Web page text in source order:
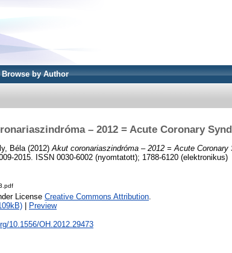
Browse by Author
– 2012 = Acute Coronary
Béla (2012) Akut coronariaszindróma – 2012 = Acute Coronary
2015. ISSN 0030-6002 (nyomtatott); 1788-6120 (elektronikus)
License Creative Commons Attribution.
Preview
10.1556/OH.2012.29473